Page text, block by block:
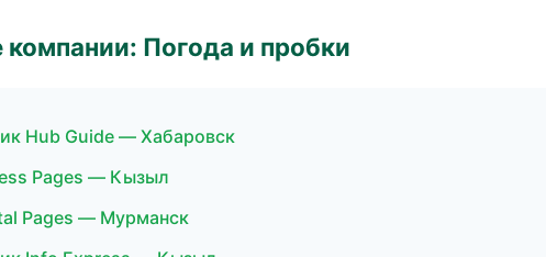
Погода и пробки
Hub Guide — Хабаровск
Pages — Кызыл
Pages — Мурманск